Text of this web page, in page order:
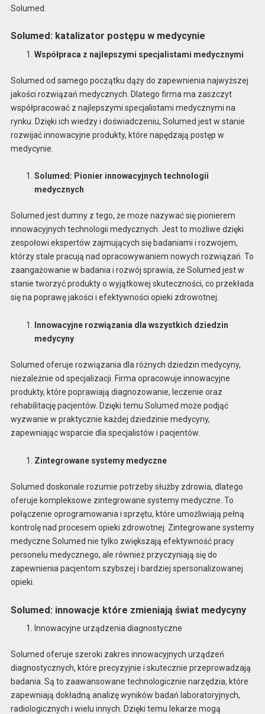
Solumed.
Solumed: katalizator postępu w medycynie
Współpraca z najlepszymi specjalistami medycznymi
Solumed od samego początku dąży do zapewnienia najwyższej
jakości rozwiązań medycznych. Dlatego firma ma zaszczyt
współpracować z najlepszymi specjalistami medycznymi na
rynku. Dzięki ich wiedzy i doświadczeniu, Solumed jest w stanie
rozwijać innowacyjne produkty, które napędzają postęp w
medycynie.
Solumed: Pionier innowacyjnych technologii
medycznych
Solumed jest dumny z tego, że może nazywać się pionierem
innowacyjnych technologii medycznych. Jest to możliwe dzięki
zespołowi ekspertów zajmujących się badaniami i rozwojem,
którzy stale pracują nad opracowywaniem nowych rozwiązań. To
zaangażowanie w badania i rozwój sprawia, że ​​Solumed jest w
stanie tworzyć produkty o wyjątkowej skuteczności, co przekłada
się na poprawę jakości i efektywności opieki zdrowotnej.
Innowacyjne rozwiązania dla wszystkich dziedzin
medycyny
Solumed oferuje rozwiązania dla różnych dziedzin medycyny,
niezależnie od specjalizacji. Firma opracowuje innowacyjne
produkty, które poprawiają diagnozowanie, leczenie oraz
rehabilitację pacjentów. Dzięki temu Solumed może podjąć
wyzwanie w praktycznie każdej dziedzinie medycyny,
zapewniając wsparcie dla specjalistów i pacjentów.
Zintegrowane systemy medyczne
Solumed doskonale rozumie potrzeby służby zdrowia, dlatego
oferuje kompleksowe zintegrowane systemy medyczne. To
połączenie oprogramowania i sprzętu, które umożliwiają pełną
kontrolę nad procesem opieki zdrowotnej. Zintegrowane systemy
medyczne Solumed nie tylko zwiększają efektywność pracy
personelu medycznego, ale również przyczyniają się do
zapewnienia pacjentom szybszej i bardziej spersonalizowanej
opieki.
Solumed: innowacje które zmieniają świat medycyny
Innowacyjne urządzenia diagnostyczne
Solumed oferuje szeroki zakres innowacyjnych urządzeń
diagnostycznych, które precyzyjnie i skutecznie przeprowadzają
badania. Są to zaawansowane technologicznie narzędzia, które
zapewniają dokładną analizę wyników badań laboratoryjnych,
radiologicznych i wielu innych. Dzięki temu lekarze mogą